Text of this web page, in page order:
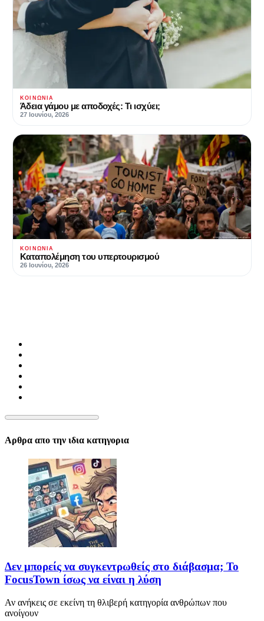
ΚΟΙΝΩΝΊΑ
Άδεια γάμου με αποδοχές: Τι ισχύει;
27 Ιουνίου, 2026
ΚΟΙΝΩΝΊΑ
Καταπολέμηση του υπερτουρισμού
26 Ιουνίου, 2026
Αρθρα απο την ιδια κατηγορια
Δεν μπορείς να συγκεντρωθείς στο διάβασμα; Το
FocusTown ίσως να είναι η λύση
Αν ανήκεις σε εκείνη τη θλιβερή κατηγορία ανθρώπων που
ανοίγουν